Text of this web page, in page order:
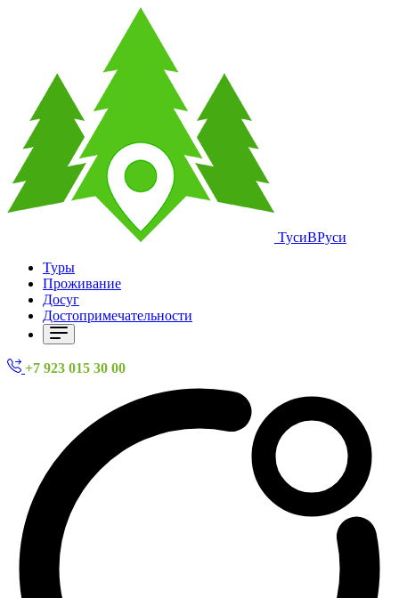
ТусиВРуси
Туры
Проживание
Досуг
Достопримечательности
+7 923 015 30 00